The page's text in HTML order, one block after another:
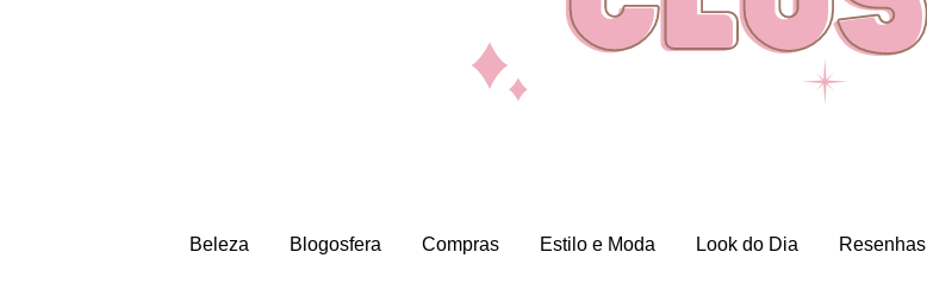
Beleza Blogosfera Compras Estilo e Moda Look do Dia Resenhas